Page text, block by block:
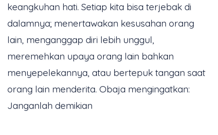
keangkuhan hati. Setiap kita bisa terjebak di
dalamnya; menertawakan kesusahan orang
lain, menganggap diri lebih unggul,
meremehkan upaya orang lain bahkan
menyepelekannya, atau bertepuk tangan saat
orang lain menderita. Obaja mengingatkan:
Janganlah demikian